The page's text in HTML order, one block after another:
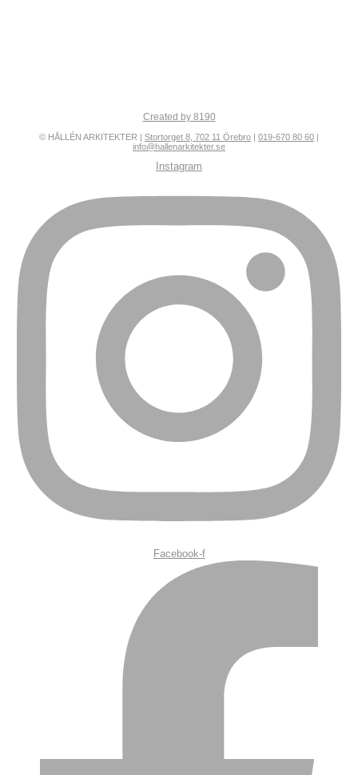
Created by 8190
© HÅLLÉN ARKITEKTER | Stortorget 8, 702 11 Örebro | 019-670 80 60 |
info@hallenarkitekter.se
Instagram
Facebook-f